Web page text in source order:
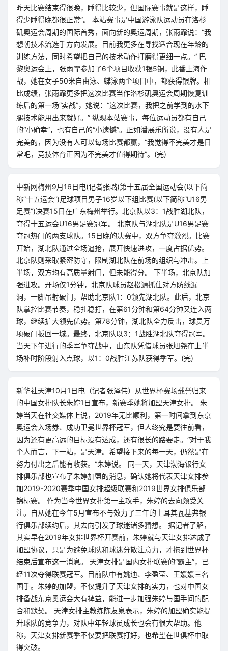
昨天比赛结束得很晚，睡得比较少，但国际赛事就是这样，睡
得少睡得晚都很正常”。 本站赛事是中国游泳队运动员在洛杉
矶奥运会周期的国际首秀，面向新的奥运周期，张雨霏说：“我
想朝技术流选手方向发展。目前我更多在寻找适合现在年龄的
训练方法，同时希望把自己的技术动作打磨得更细一点。” 巴
黎奥运会上，张雨霏参加了6个项目收获1银5铜，此番上海作
战，她在女子50米自由泳、蝶泳两个项目中，都获得银牌。相
比成绩，张雨霏更多把这次比赛当作洛杉矶奥运会周期恢复训
练后的第一场“实战”，她说：“这次比赛，我把之前学到的水下
腿技术能用出来就好。” 纵观本站赛事，每位运动员都有自己
的“小确幸”，也有自己的“小遗憾”。正如潘展乐所说，没有人是
完美的，因为没有人可以每场比赛都赢，“我觉得不完美才是日
常吧，竞技体育正因为不完美才值得期待”。(完)
中新网梅州9月16日电(记者张璐)第十五届全国运动会(以下简
称“十五运会”)足球项目男子16岁以下组比赛(以下简称“U16男
足赛”)决赛15日在广东梅州举行。北京队以3：1战胜湖北队，
夺得十五运会U16男足赛冠军。 北京队与湖北队是U16男足赛
夺冠热门的两支球队。15日晚的决赛中，双方争夺激烈。比赛
开始，湖北队通过全场逼抢，展开快速进攻，一度占据优势。
北京队则采取紧密防守，限制湖北队在前场的组织与冲击。上
半场，双方均有高质量射门，但未能得分。 下半场，北京队加
强进攻。开场仅1分钟，北京队球员赵松源抓住对方防线漏
洞，一脚吊射破门，帮助北京队1：0领先湖北队。此后，北京
队掌控比赛节奏，稳扎稳打，在第61分钟和第64分钟又连入两
球，继续扩大领先优势。第78分钟，湖北队全力反击，球员万
项破门扳回一城。最终，北京队以3：1战胜湖北队夺得冠军。
当天下午进行的季军争夺战中，山东队凭借球员张旭尧在上半
场补时阶段射入点球，以1：0战胜江苏队获得季军。(完)
新华社天津10月1日电（记者张泽伟）从世界杯赛场载誉归来
的中国女排队长朱婷1日宣布，新赛季她将加盟天津女排。 朱
婷当天在社交媒体上说，2019年无比顺利，第一时间拿到东京
奥运会入场券、成功卫冕世界杯冠军，但人终究是要往前看，
因为还有更高远的目标没有达成，还有很长的路要走。“对于我
个人而言，下一站，是天津。希望接下来的每一天，仍然是在
努力付出之后能有收获。”朱婷说。 同一天，天津渤海银行女
排俱乐部也宣布了朱婷加盟的消息，确认她将代表天津女排参
加2019-2020赛季中国女排超级联赛和2019世界女排俱乐部
锦标赛。 作为当今世界女排第一主攻手，朱婷的去向颇受关
注。自从她在今年5月宣布不与效力了三年的土耳其瓦基弗银
行俱乐部续约后，其去向引发了球迷诸多猜想。 据记者了解，
其实早在2019年女排世界杯开赛前，朱婷就与天津女排达成了
加盟协议，只是为避免球队和球迷分散注意力，才拖到世界杯
结束后宣布这一消息。 天津女排是国内女排联赛的“霸主”，已
经11次夺得联赛冠军。目前队中有姚迪、李盈莹、王媛媛三名
国手。朱婷的加盟，不仅提升了天津女排的实力，也对中国女
排备战东京奥运会大有裨益，能进一步加强朱婷与国手间的配
合和默契。 天津女排主教练陈友泉表示，朱婷的加盟确实能提
升球队的竞争力，对队中年轻球员成长也会有很大帮助。他
称，天津女排新赛季不仅要把联赛打好，也希望在世俱杯中取
得突破。